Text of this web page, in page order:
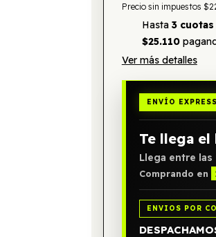
Precio sin impuestos
Hasta 3
$25.110
Ver más detalles
ENVÍO EXPRESS
Te llega el
Llega entre las
Comprando en
ENVIOS POR